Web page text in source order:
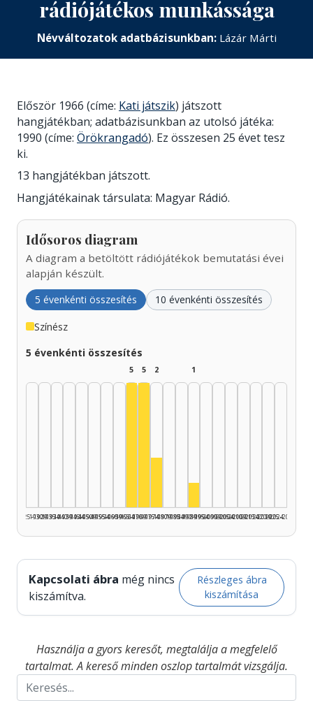
rádiójátékos munkássága
Névváltozatok adatbázisunkban: Lázár Márti
Először 1966 (címe: Kati játszik) játszott
hangjátékban; adatbázisunkban az utolsó játéka:
1990 (címe: Örökrangadó). Ez összesen 25 évet tesz
ki.
13 hangjátékban játszott.
Hangjátékainak társulata: Magyar Rádió.
Idősoros diagram
A diagram a betöltött rádiójátékok bemutatási évei
alapján készült.
5 évenkénti összesítés 10 évenkénti összesítés
Színész
5 évenkénti összesítés
1925–1929
1930–1934
1935–1939
1940–1944
1945–1949
1950–1954
1955–1959
1960–1964
5
1965–1969
5
1970–1974
2
1975–1979
1980–1984
1985–1989
1
1990–1994
1995–1999
2000–2004
2005–2009
2010–2014
2015–2019
2020–2024
2025–2026
Kapcsolati ábra még nincs
kiszámítva.
Részleges ábra
kiszámítása
Használja a gyors keresőt, megtalálja a megfelelő
tartalmat. A kereső minden oszlop tartalmát vizsgálja.